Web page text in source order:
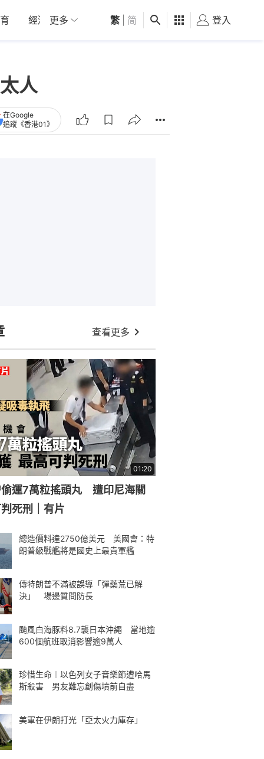
經濟 01深圳 觀點 健康 好食玩飛
更多 繁 简 登入
人
在Google
追蹤《香港01》
查看更多
01:20
運7萬粒搖頭丸 遭印尼海關
死刑｜有片
總造價料達2750億美元 美國會：特
朗普級戰艦將是國史上最貴軍艦
傳特朗普不滿被誤導「彈藥荒已解
決」 場邊質問防長
颱風白海豚料8.7襲日本沖繩 當地逾
600個航班取消影響逾9萬人
珍惜生命︱以色列女子音樂節遭哈馬
斯殺害 男友難忘創傷墳前自盡
美軍在伊朗打光「亞太火力庫存」